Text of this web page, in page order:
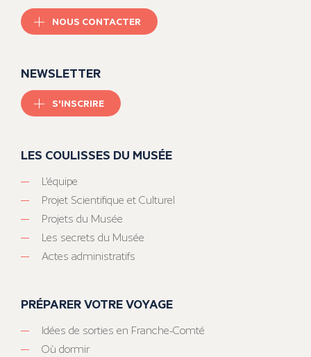
NOUS CONTACTER
NEWSLETTER
S'INSCRIRE
LES COULISSES DU MUSÉE
L’équipe
Projet Scientifique et Culturel
Projets du Musée
Les secrets du Musée
Actes administratifs
PRÉPARER VOTRE VOYAGE
Idées de sorties en Franche-Comté
Où dormir